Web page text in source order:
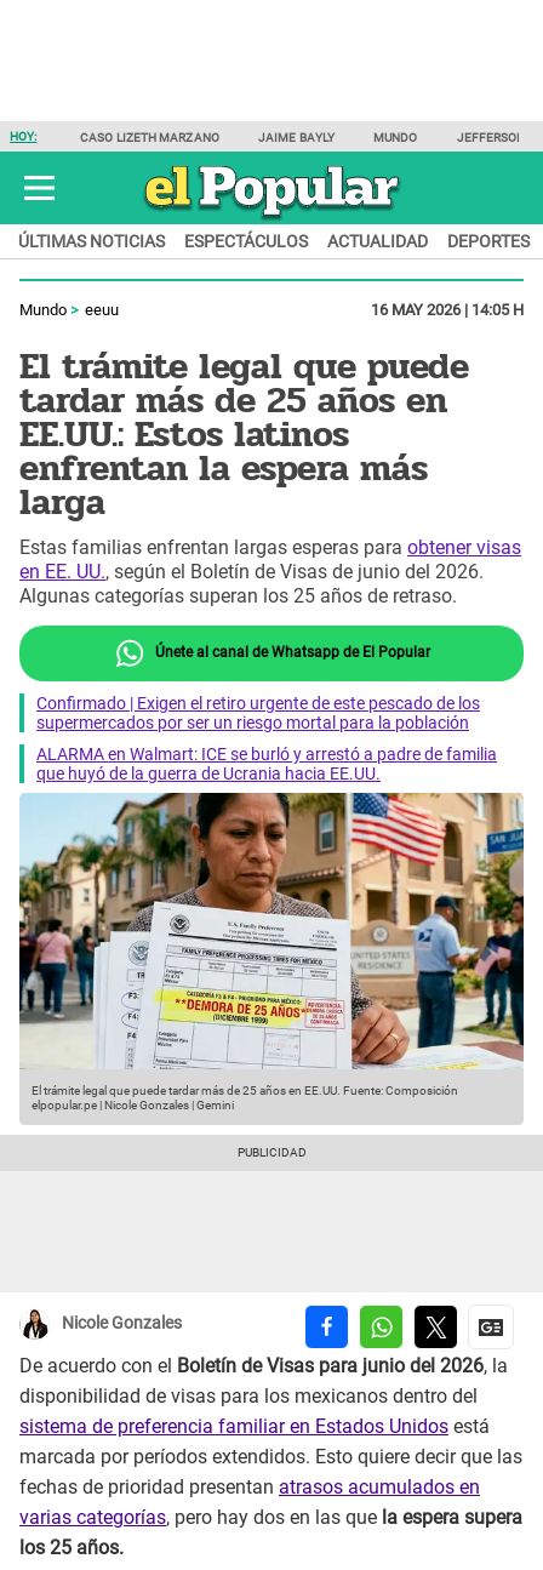
HOY: CASO LIZETH MARZANO JAIME BAYLY MUNDO JEFFERSON
ÚLTIMAS NOTICIAS ESPECTÁCULOS ACTUALIDAD DEPORTES
Mundo eeuu 16 MAY 2026 | 14:05 H
El trámite legal que puede
tardar más de 25 años en
EE.UU.: Estos latinos
enfrentan la espera más
larga
Estas familias enfrentan largas esperas para obtener visas
en EE. UU., según el Boletín de Visas de junio del 2026.
Algunas categorías superan los 25 años de retraso.
Únete al canal de Whatsapp de El Popular
Confirmado | Exigen el retiro urgente de este pescado de los
supermercados por ser un riesgo mortal para la población
ALARMA en Walmart: ICE se burló y arrestó a padre de familia
que huyó de la guerra de Ucrania hacia EE.UU.
El trámite legal que puede tardar más de 25 años en EE.UU. Fuente: Composición
elpopular.pe | Nicole Gonzales | Gemini
Nicole Gonzales
De acuerdo con el Boletín de Visas para junio del 2026, la
disponibilidad de visas para los mexicanos dentro del
sistema de preferencia familiar en Estados Unidos está
marcada por períodos extendidos. Esto quiere decir que las
fechas de prioridad presentan atrasos acumulados en
varias categorías, pero hay dos en las que la espera supera
los 25 años.